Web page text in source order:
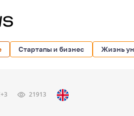
Стартапы и бизнес Жизнь
21913